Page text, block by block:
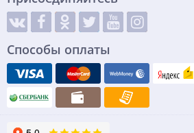
Способы оплаты